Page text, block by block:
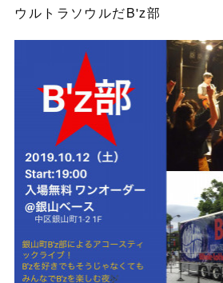
ウルトラソウルだB'z部